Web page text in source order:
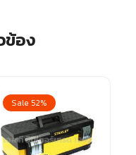
ข้อง
Sale 52%